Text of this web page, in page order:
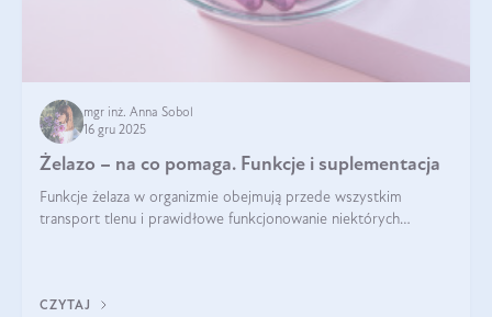
mgr inż. Anna Sobol
16 gru 2025
Żelazo – na co pomaga. Funkcje i suplementacja
Funkcje żelaza w organizmie obejmują przede wszystkim
transport tlenu i prawidłowe funkcjonowanie niektórych
CZYTAJ